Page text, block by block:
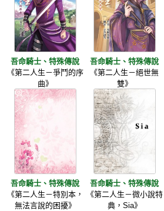
吾命騎士、特殊傳說
《第二人生－爭鬥的序
曲》
吾命騎士、特殊傳說
《第二人生－絕世無
雙》
吾命騎士、特殊傳說
《第二人生－特別本，
無法言說的困擾》
吾命騎士、特殊傳說
《第二人生－微小說特
典，Sia》